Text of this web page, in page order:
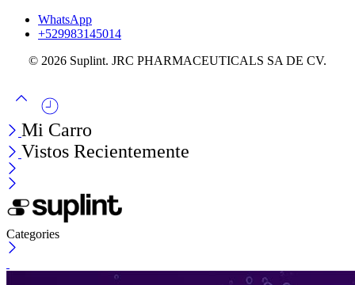
WhatsApp
+529983145014
© 2026 Suplint. JRC PHARMACEUTICALS SA DE CV.
Mi Carro
Vistos Recientemente
Categories